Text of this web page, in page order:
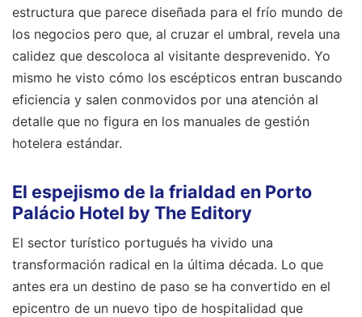
estructura que parece diseñada para el frío mundo de
los negocios pero que, al cruzar el umbral, revela una
calidez que descoloca al visitante desprevenido. Yo
mismo he visto cómo los escépticos entran buscando
eficiencia y salen conmovidos por una atención al
detalle que no figura en los manuales de gestión
hotelera estándar.
El espejismo de la frialdad en Porto
Palácio Hotel by The Editory
El sector turístico portugués ha vivido una
transformación radical en la última década. Lo que
antes era un destino de paso se ha convertido en el
epicentro de un nuevo tipo de hospitalidad que